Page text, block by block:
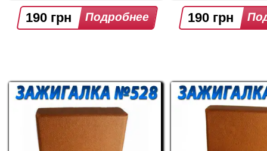
190 грн 190 грн